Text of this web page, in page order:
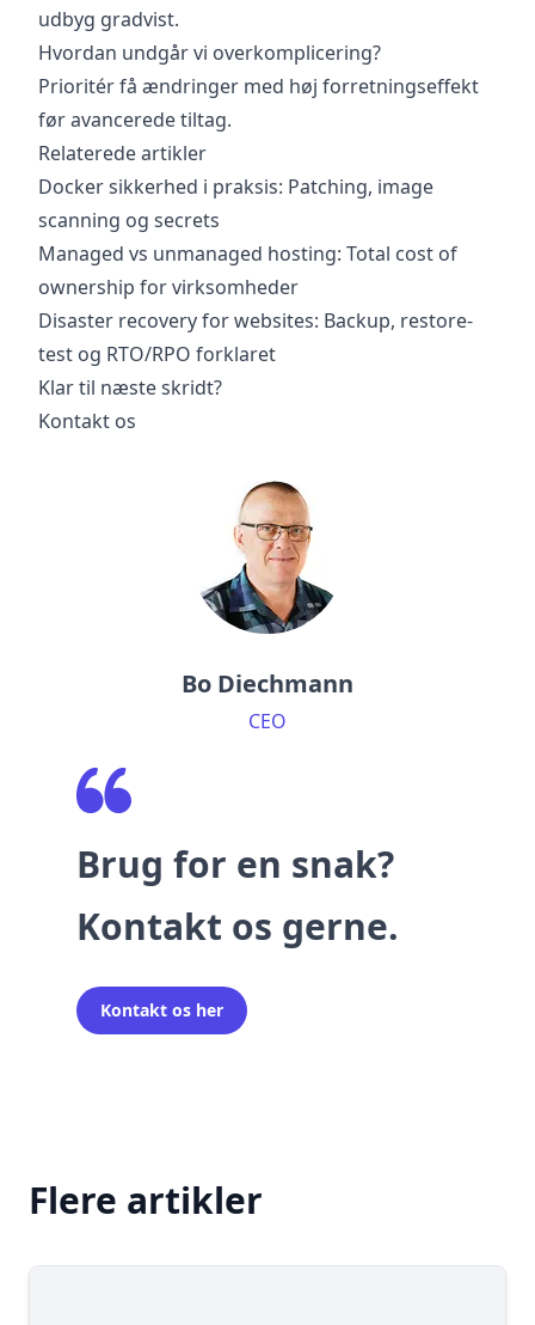
udbyg gradvist.
Hvordan undgår vi overkomplicering?
Prioritér få ændringer med høj forretningseffekt
før avancerede tiltag.
Relaterede artikler
Docker sikkerhed i praksis: Patching, image
scanning og secrets
Managed vs unmanaged hosting: Total cost of
ownership for virksomheder
Disaster recovery for websites: Backup, restore-
test og RTO/RPO forklaret
Klar til næste skridt?
Kontakt os
Bo Diechmann
CEO
Brug for en snak?
Kontakt os gerne.
Kontakt os her
Flere artikler